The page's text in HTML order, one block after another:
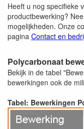
Heeft u nog specifieke
productbewerking?
mogelijkheden. Onze
pagina Contact en
Polycarbonaat
Bekijk in de tabel
bewerkingen ook de
Tabel: Bewerkingen